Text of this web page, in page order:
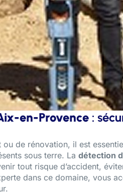
en-Provence :
de rénovation, il est
sous terre. La détection
tout risque d’accident,
dans ce domaine, vous